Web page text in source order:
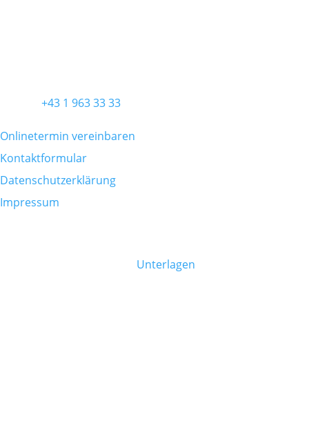
+43 1 963 33 33
Onlinetermin vereinbaren
Kontaktformular
Datenschutzerklärung
Impressum
Unterlagen